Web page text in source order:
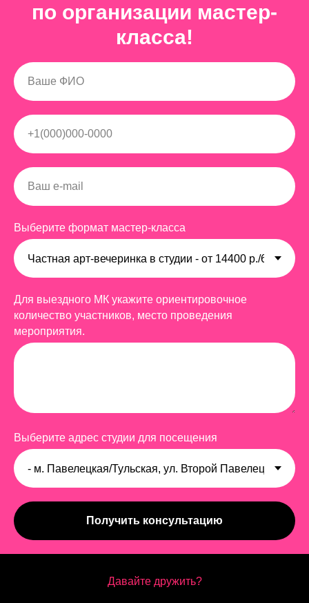
по организации мастер-
класса!
Выберите формат мастер-класса
Для выездного МК укажите ориентировочное
количество участников, место проведения
мероприятия.
Выберите адрес студии для посещения
Получить консультацию
Давайте дружить?